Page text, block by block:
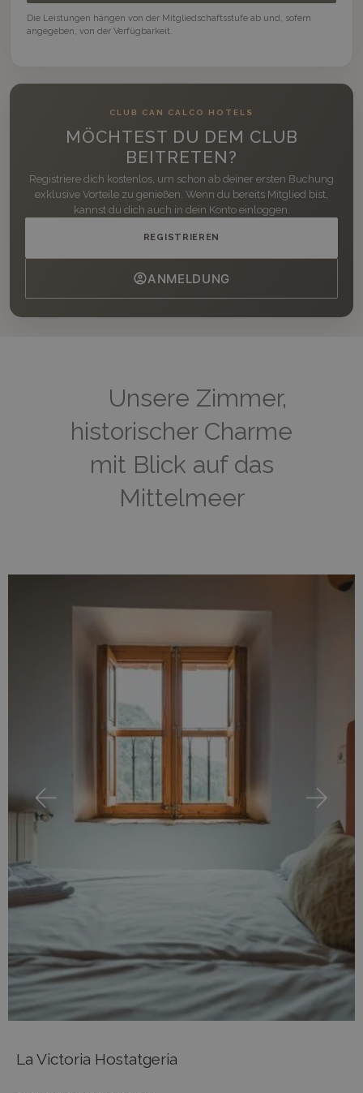
Die Leistungen hängen von der Mitgliedschaftsstufe ab und, sofern
angegeben, von der Verfügbarkeit.
CLUB CAN CALCO HOTELS
MÖCHTEST DU DEM CLUB
BEITRETEN?
Registriere dich kostenlos, um schon ab deiner ersten Buchung
exklusive Vorteile zu genießen. Wenn du bereits Mitglied bist,
kannst du dich auch in dein Konto einloggen.
REGISTRIEREN
ANMELDUNG
Unsere Zimmer,
historischer Charme
mit Blick auf das
Mittelmeer
La Victoria Hostatgeria